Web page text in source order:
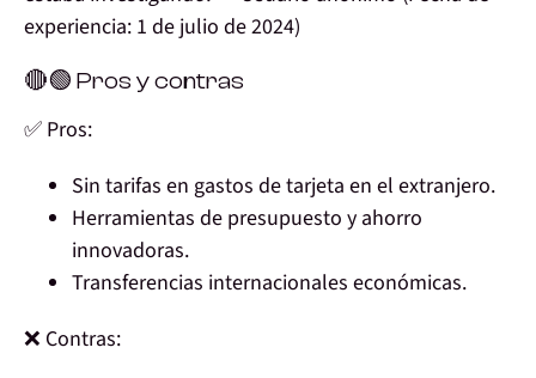
experiencia: 1 de julio de 2024)
🔴🟢 Pros y contras
✅ Pros:
Sin tarifas en gastos de tarjeta en el extranjero.
Herramientas de presupuesto y ahorro
innovadoras.
Transferencias internacionales económicas.
❌ Contras: